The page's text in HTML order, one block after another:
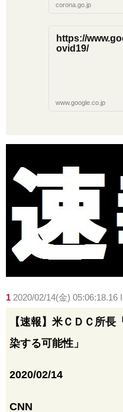
corona.go.jp
https://
ovid19/
www.google.co.jp
1 2020/02/14(金) 05:06:18.16
【速報】米ＣＤＣ所
染する可能性」
2020/02/14
CNN